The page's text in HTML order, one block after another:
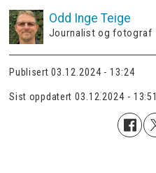
Odd Inge Teige
Journalist og fotograf
Publisert 03.12.2024 - 13:24
Sist oppdatert 03.12.2024 - 13:51